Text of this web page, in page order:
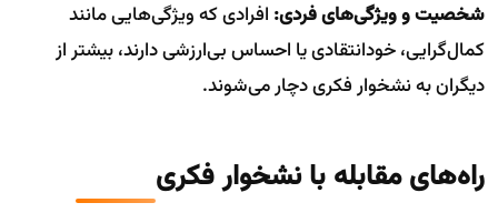
شخصیت و ویژگی‌های فردی: افرادی که ویژگی‌هایی مانند
کمال‌گرایی، خودانتقادی یا احساس بی‌ارزشی دارند، بیشتر از
دیگران به نشخوار فکری دچار می‌شوند.
راه‌های مقابله با نشخوار فکری